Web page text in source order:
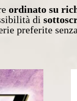
ordinato su
di
preferite